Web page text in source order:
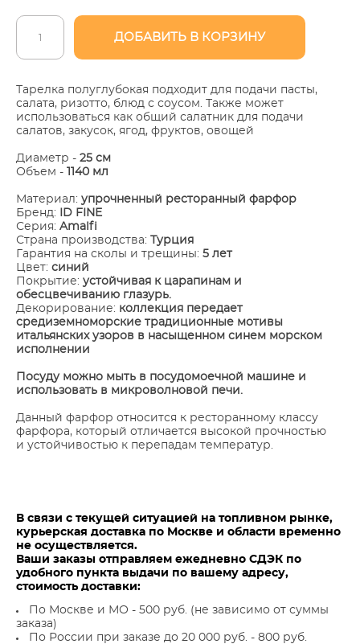
ДОБАВИТЬ В КОРЗИНУ
Тарелка полуглубокая подходит для подачи пасты,
салата, ризотто, блюд с соусом. Также может
использоваться как общий салатник для подачи
салатов, закусок, ягод, фруктов, овощей
Диаметр - 25 см
Объем -
1140 мл
Материал: упрочненный ресторанный фарфор
Бренд:
ID FINE
Серия: Amalfi
Страна производства:
Турция
Гарантия на сколы и трещины: 5 лет
Цвет: синий
Покрытие: устойчивая к царапинам и
обесцвечиванию глазурь.
Декорирование: коллекция передает
средиземноморские традиционные мотивы
итальянских узоров в насыщенном синем морском
исполнении
​Посуду можно мыть в посудомоечной машине и
использовать в микроволновой печи.
Данный фарфор относится к ресторанному классу
фарфора, который отличается высокой прочностью
и устойчивостью к перепадам температур.
В связи с текущей ситуацией на топливном рынке,
курьерская доставка по Москве и области временно
не осуществляется.
Ваши заказы отправляем ежедневно СДЭК по
удобного пункта выдачи по вашему адресу,
стоимость доставки:
По Москве и МО - 500 руб. (не зависимо от суммы
заказа)
По России при заказе до 20 000 руб. - 800 руб.